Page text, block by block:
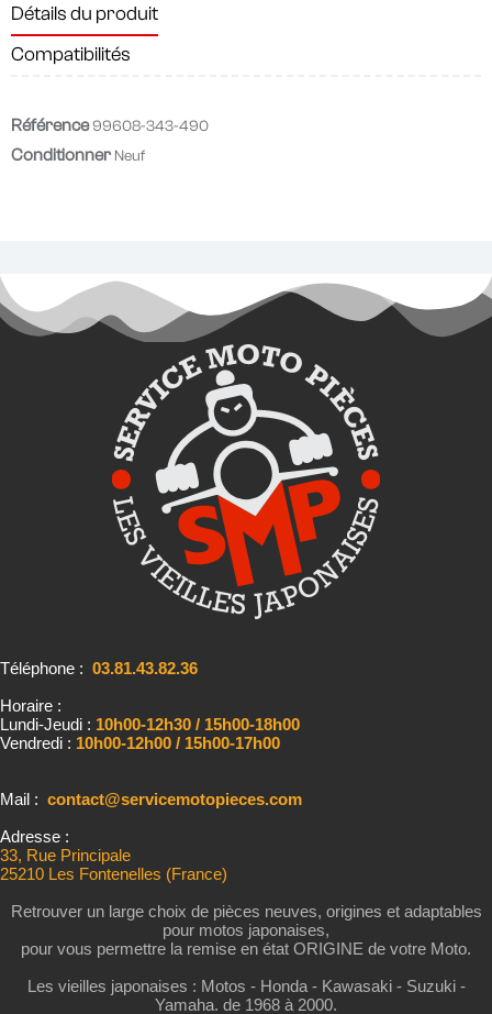
Détails du produit
Compatibilités
Référence99608-343-490
Conditionner Neuf
Téléphone : 03.81.43.82.36
Horaire :
Lundi-Jeudi : 10h00-12h30 / 15h00-18h00
Vendredi : 10h00-12h00 / 15h00-17h00
Mail : contact@servicemotopieces.com
Adresse :
33, Rue Principale
25210 Les Fontenelles (France)
Retrouver un large choix de pièces neuves, origines et adaptables
pour motos japonaises,
pour vous permettre la remise en état ORIGINE de votre Moto.
Les vieilles japonaises : Motos - Honda - Kawasaki - Suzuki -
Yamaha. de 1968 à 2000.